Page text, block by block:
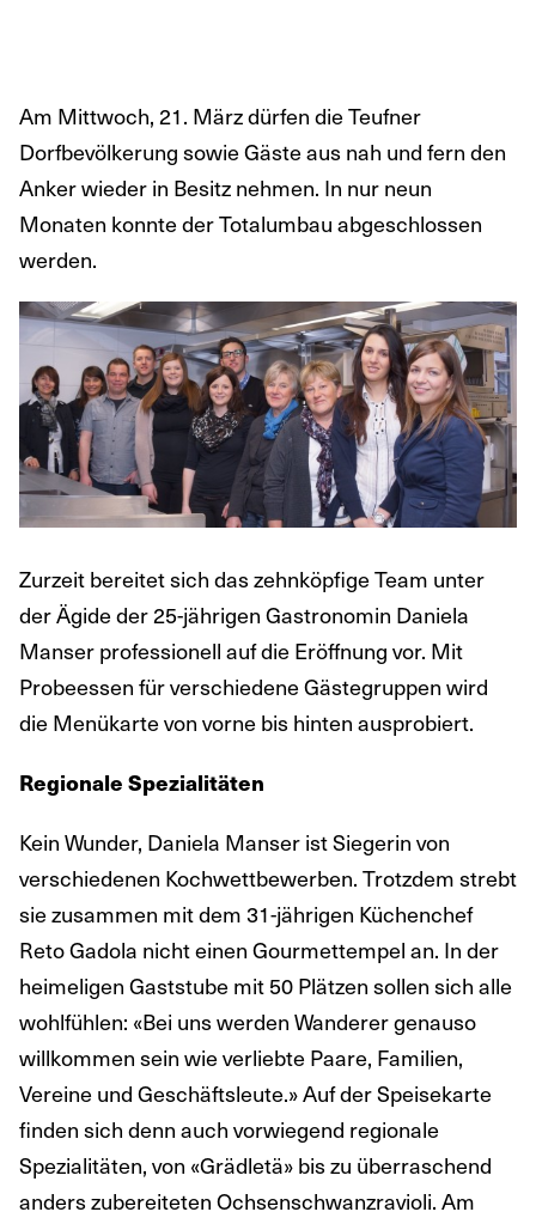
Am Mittwoch, 21. März dürfen die Teufner
Dorfbevölkerung sowie Gäste aus nah und fern den
Anker wieder in Besitz nehmen. In nur neun
Monaten konnte der Totalumbau abgeschlossen
werden.
Zurzeit bereitet sich das zehnköpfige Team unter
der Ägide der 25-jährigen Gastronomin Daniela
Manser professionell auf die Eröffnung vor. Mit
Probeessen für verschiedene Gästegruppen wird
die Menükarte von vorne bis hinten ausprobiert.
Regionale Spezialitäten
Kein Wunder, Daniela Manser ist Siegerin von
verschiedenen Kochwettbewerben. Trotzdem strebt
sie zusammen mit dem 31-jährigen Küchenchef
Reto Gadola nicht einen Gourmettempel an. In der
heimeligen Gaststube mit 50 Plätzen sollen sich alle
wohlfühlen: «Bei uns werden Wanderer genauso
willkommen sein wie verliebte Paare, Familien,
Vereine und Geschäftsleute.» Auf der Speisekarte
finden sich denn auch vorwiegend regionale
Spezialitäten, von «Grädletä» bis zu überraschend
anders zubereiteten Ochsenschwanzravioli. Am